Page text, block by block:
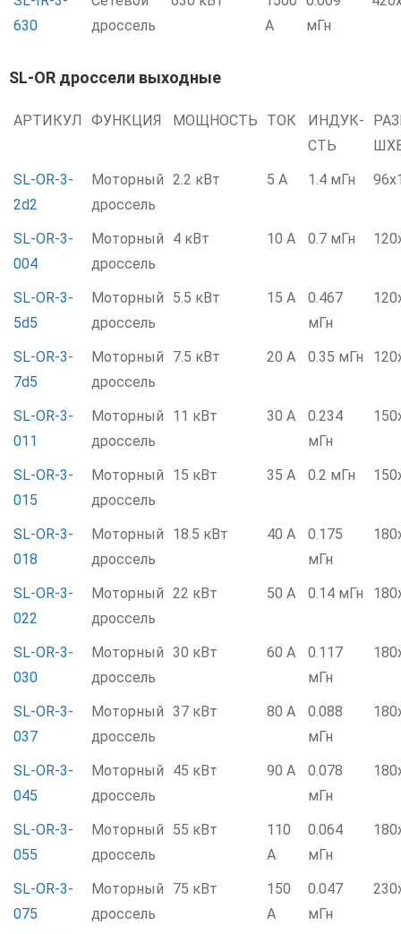
630
дроссель
А
мГн
SL-OR дроссели выходные
АРТИКУЛ ФУНКЦИЯ МОЩНОСТЬ ТОК
ИНДУК-
СТЬ
SL-OR-3-
2d2
Моторный
дроссель
2.2 кВт 5 А 1.4 мГн
SL-OR-3-
004
Моторный
дроссель
4 кВт 10 А 0.7 мГн
SL-OR-3-
5d5
Моторный
дроссель
5.5 кВт 15 А
0.467
мГн
SL-OR-3-
7d5
Моторный
дроссель
7.5 кВт 20 А 0.35 мГн
SL-OR-3-
011
Моторный
дроссель
11 кВт 30 А
0.234
мГн
SL-OR-3-
015
Моторный
дроссель
15 кВт 35 А 0.2 мГн
SL-OR-3-
018
Моторный
дроссель
18.5 кВт 40 А
0.175
мГн
SL-OR-3-
022
Моторный
дроссель
22 кВт 50 А 0.14 мГн
SL-OR-3-
030
Моторный
дроссель
30 кВт 60 А
0.117
мГн
SL-OR-3-
037
Моторный
дроссель
37 кВт 80 А
0.088
мГн
SL-OR-3-
045
Моторный
дроссель
45 кВт 90 А
0.078
мГн
SL-OR-3-
055
Моторный
дроссель
55 кВт
110
А
0.064
мГн
SL-OR-3-
075
Моторный
дроссель
75 кВт
150
А
0.047
мГн